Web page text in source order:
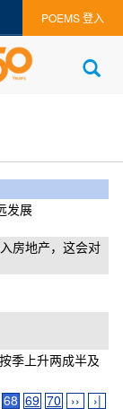
POEMS 登入
发展
房地产，这会对
季上升两成半及
68 69 70 ›› ›|